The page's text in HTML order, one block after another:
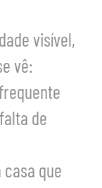
visível,
vê:
de
casa que